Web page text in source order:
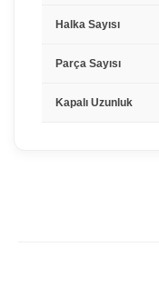
Halka Sayısı
Parça Sayısı
Kapalı Uzunluk